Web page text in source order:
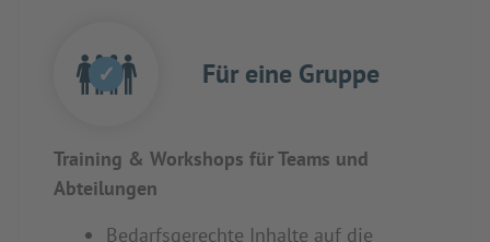
✓ Für eine Gruppe
Training & Workshops für Teams und
Abteilungen
Bedarfsgerechte Inhalte auf die